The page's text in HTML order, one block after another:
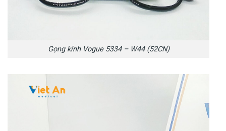
Gọng kính Vogue 5334 – W44 (52CN)